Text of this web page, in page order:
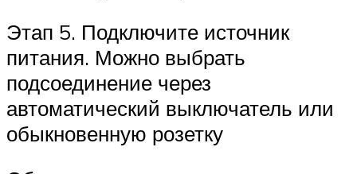
Этап 5. Подключите источник
питания. Можно выбрать
подсоединение через
автоматический выключатель или
обыкновенную розетку